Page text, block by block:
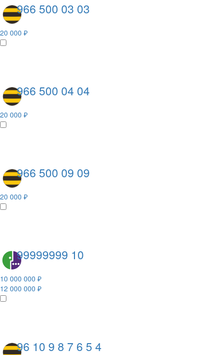
966 500 03 03
20 000 ₽
966 500 04 04
20 000 ₽
966 500 09 09
20 000 ₽
99999999 10
10 000 000 ₽
12 000 000 ₽
96 10 9 8 7 6 5 4